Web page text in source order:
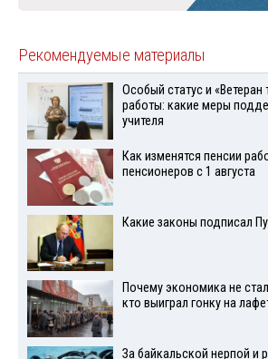
Рекомендуемые материалы
Особый статус и «Ветеран
работы: какие меры
учителя
Как изменятся пенсии
пенсионеров с 1 августа
Какие законы подписал
Почему экономика не
кто выиграл гонку на
За байкальской нерпой и